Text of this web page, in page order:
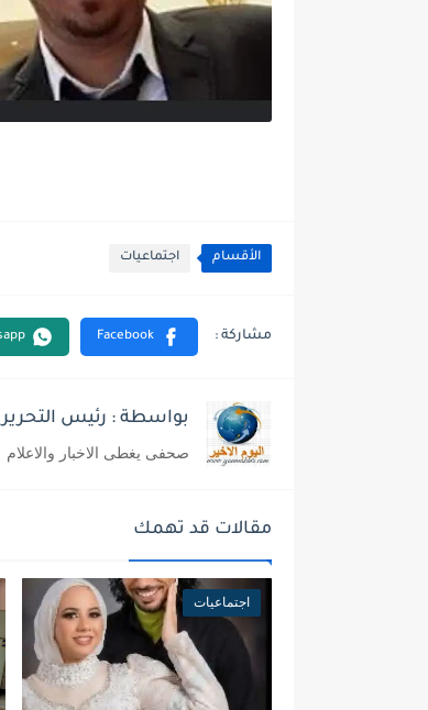
الأقسام اجتماعيات
بواسطة : رئيس التحرير
صحفى يغطى الاخبار والاعلام
مقالات قد تهمك
اجتماعيات